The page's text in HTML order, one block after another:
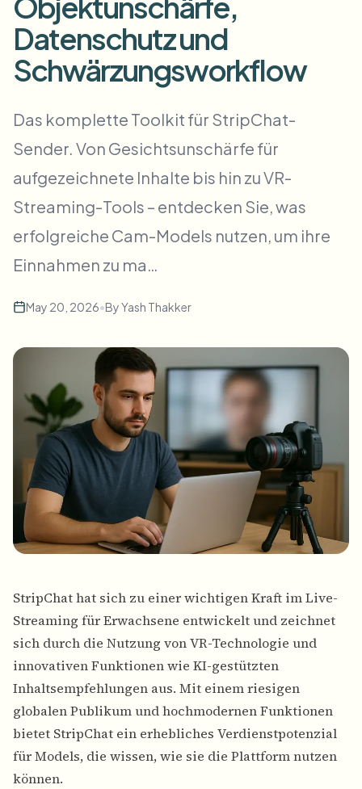
Gesichtstausch - Video
Video-Intelligenz
Bulk-Video-Blur
Viele Videos auf einmal bearbeiten
Massen-Gesichtsweichzeichnung
Hochdurchsatz-Pipelines
Alles weichzeichnen
Enterprise-Zonen, Richtlinien und Überprüfung
API & SDK
Kontaktformular
Video-Intelligenz
Datenschutz und
Schwärzungsworkflow
Das komplette Toolkit für StripChat-
Sender. Von Gesichtsunschärfe für
aufgezeichnete Inhalte bis hin zu VR-
Streaming-Tools – entdecken Sie, was
erfolgreiche Cam-Models nutzen, um ihre
Einnahmen zu ma…
May 20, 2026•ByYash Thakker
StripChat hat sich zu einer wichtigen Kraft im Live-
Streaming für Erwachsene entwickelt und zeichnet
sich durch die Nutzung von VR-Technologie und
innovativen Funktionen wie KI-gestützten
Inhaltsempfehlungen aus. Mit einem riesigen
globalen Publikum und hochmodernen Funktionen
bietet StripChat ein erhebliches Verdienstpotenzial
für Models, die wissen, wie sie die Plattform nutzen
können.